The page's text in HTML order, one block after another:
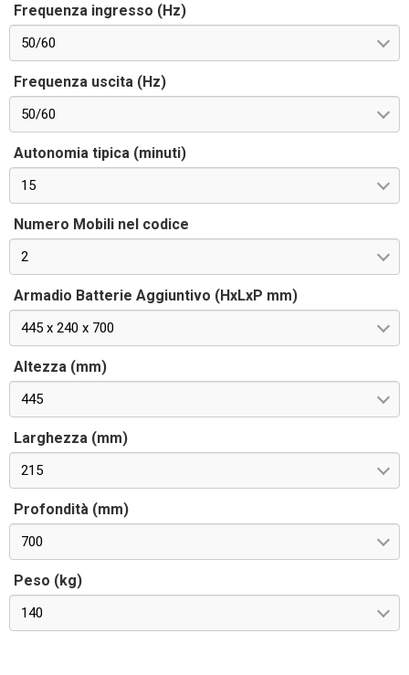
Frequenza ingresso (Hz)
50/60
Frequenza uscita (Hz)
50/60
Autonomia tipica (minuti)
15
Numero Mobili nel codice
2
Armadio Batterie Aggiuntivo (HxLxP mm)
445 x 240 x 700
Altezza (mm)
445
Larghezza (mm)
215
Profondità (mm)
700
Peso (kg)
140